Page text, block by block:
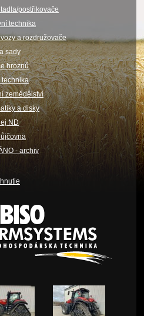
postřikovače
technika
a rozdružovače
sady
hroznů
technika
zemědělství
a disky
ND
- archiv